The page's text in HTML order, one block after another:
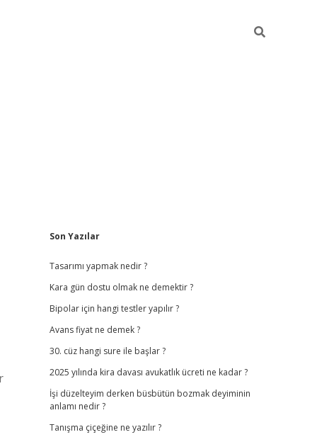
Sidebar
Son Yazılar
Tasarımı yapmak nedir ?
Kara gün dostu olmak ne demektir ?
Bipolar için hangi testler yapılır ?
Avans fiyat ne demek ?
30. cüz hangi sure ile başlar ?
2025 yılında kira davası avukatlık ücreti ne kadar ?
İşi düzelteyim derken büsbütün bozmak deyiminin
anlamı nedir ?
Tanışma çiçeğine ne yazılır ?